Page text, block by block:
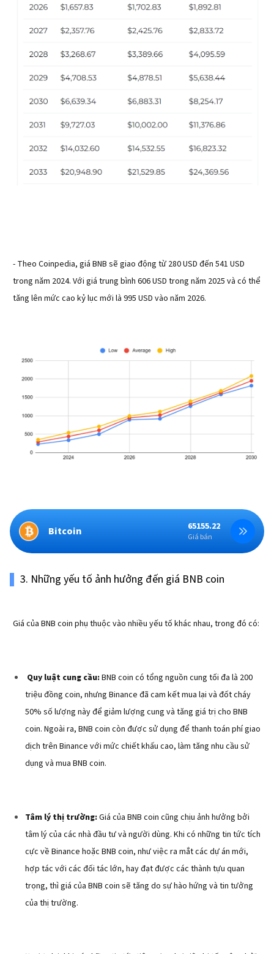
- Theo Coinpedia, giá BNB sẽ giao động từ 280 USD đến 541 USD
trong năm 2024. Với giá trung bình 606 USD trong năm 2025 và có thể
tăng lên mức cao kỷ lục mới là 995 USD vào năm 2026.
Bitcoin 65155.22
Giá bán
3. Những yếu tố ảnh hưởng đến giá BNB coin
Giá của BNB coin phụ thuộc vào nhiều yếu tố khác nhau, trong đó có:
Quy luật cung cầu:BNB coin có tổng nguồn cung tối đa là 200
triệu đồng coin, nhưng Binance đã cam kết mua lại và đốt cháy
50% số lượng này để giảm lượng cung và tăng giá trị cho BNB
coin. Ngoài ra, BNB coin còn được sử dụng để thanh toán phí giao
dịch trên Binance với mức chiết khấu cao, làm tăng nhu cầu sử
dụng và mua BNB coin.
Tâm lý thị trường:Giá của BNB coin cũng chịu ảnh hưởng bởi
tâm lý của các nhà đầu tư và người dùng. Khi có những tin tức tích
cực về Binance hoặc BNB coin, như việc ra mắt các dự án mới,
hợp tác với các đối tác lớn, hay đạt được các thành tựu quan
trọng, thì giá của BNB coin sẽ tăng do sự hào hứng và tin tưởng
của thị trường.